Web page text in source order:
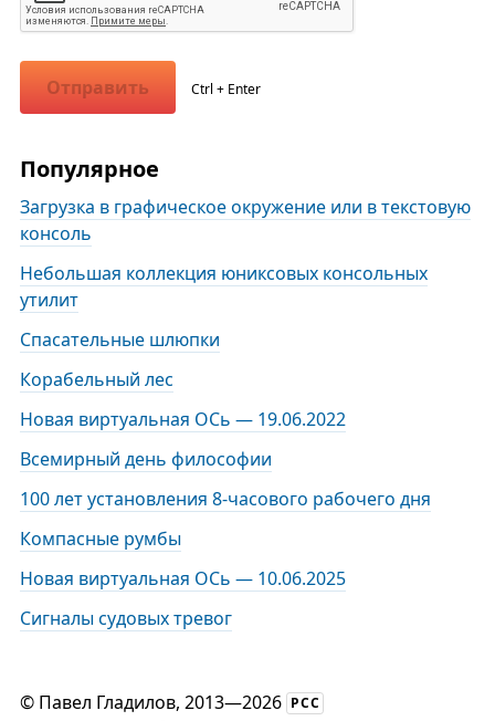
Отправить Ctrl + Enter
Популярное
Загрузка в графическое окружение или в текстовую
консоль
Небольшая коллекция юниксовых консольных
утилит
Спасательные шлюпки
Корабельный лес
Новая виртуальная ОСь — 19.06.2022
Всемирный день философии
100 лет установления 8-часового рабочего дня
Компасные румбы
Новая виртуальная ОСь — 10.06.2025
Сигналы судовых тревог
© Павел Гладилов, 2013—2026 РСС